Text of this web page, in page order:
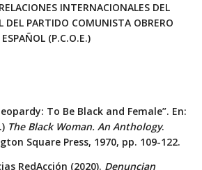
INTERNACIONALES DEL
DEL PARTIDO COMUNISTA OBRERO
ESPAÑOL (P.C.O.E.)
To Be Black and Female”. En:
The Black Woman. An Anthology.
Square Press, 1970, pp. 109-122.
RedAcción (2020). Denuncian